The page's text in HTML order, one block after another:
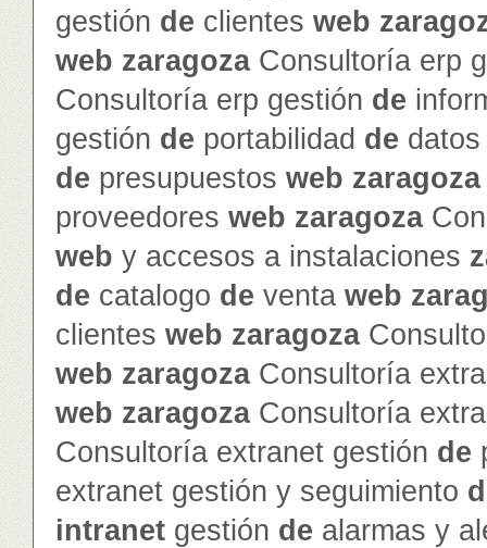
gestión de clientes web
web zaragozaConsultoría erp
Consultoría erp gestión de
gestión de portabilidad de
de presupuestos web zaragoza
proveedores web zaragoza
web y accesos a instalaciones
de catalogo de venta web
clientes web zaragoza
web zaragozaConsultoría
web zaragozaConsultoría
Consultoría extranet gestión de
extranet gestión y seguimiento
intranet gestión de alarmas y